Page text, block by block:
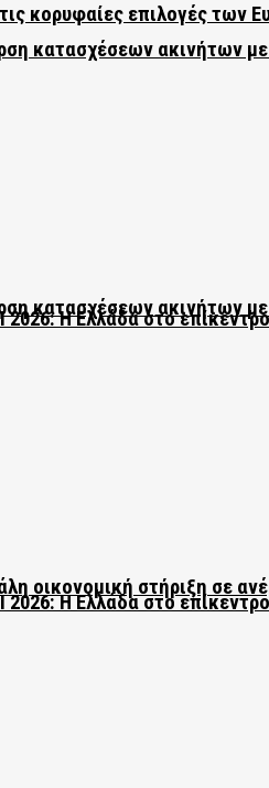
κορυφαίες επιλογές των
κατασχέσεων ακινήτων
2026: Η Ελλάδα στο
κατασχέσεων ακινήτων
2026: Η Ελλάδα στο
οικονομική στήριξη σε